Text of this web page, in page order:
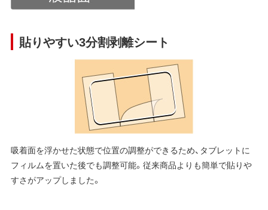
貼りやすい3分割剥離シート
吸着面を浮かせた状態で位置の調整ができるため、タブレットに
フィルムを置いた後でも調整可能。従来商品よりも簡単で貼りや
すさがアップしました。